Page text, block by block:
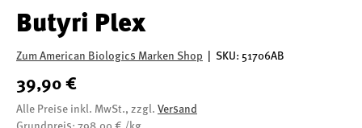
Butyri Plex
Zum American Biologics Marken Shop SKU: 51706AB
39,90 €
Alle Preise inkl. MwSt., zzgl. Versand